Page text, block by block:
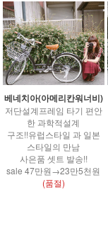
베네치아(아메리칸워너비)
저단설계프레임 타기 편안
한 과학적설계
구조!!유럽스타일 과 일본
스타일의 만남
사은품 셋트 발송!!
sale 47만원→23만5천원
(품절)